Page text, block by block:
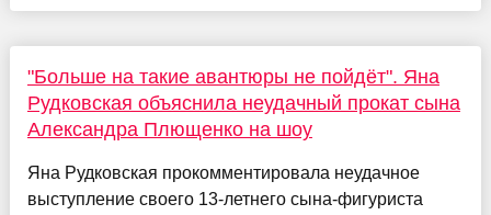
"Больше на такие авантюры не пойдёт". Яна
Рудковская объяснила неудачный прокат сына
Александра Плющенко на шоу
Яна Рудковская прокомментировала неудачное
выступление своего 13-летнего сына-фигуриста